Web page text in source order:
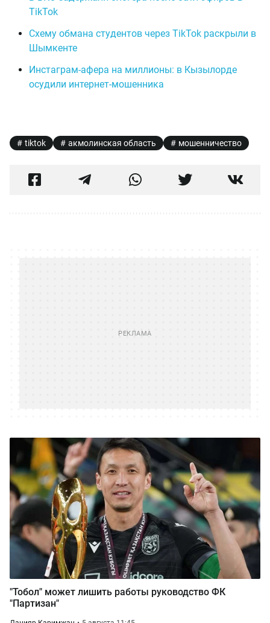
TikTok
Схему обмана студентов через TikTok раскрыли в
Шымкенте
Инстаграм-афера на миллионы: в Кызылорде
осудили интернет-мошенника
tiktok акмолинская область мошенничество
"Тобол" может лишить работы руководство ФК
"Партизан"